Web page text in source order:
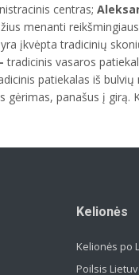
centras;
menanti
įkvėpta tradicinių
tradicinis vasaros
patiekalas iš bulvių
panašus į girą.
Kelionės
Kelionės po
Poilsis